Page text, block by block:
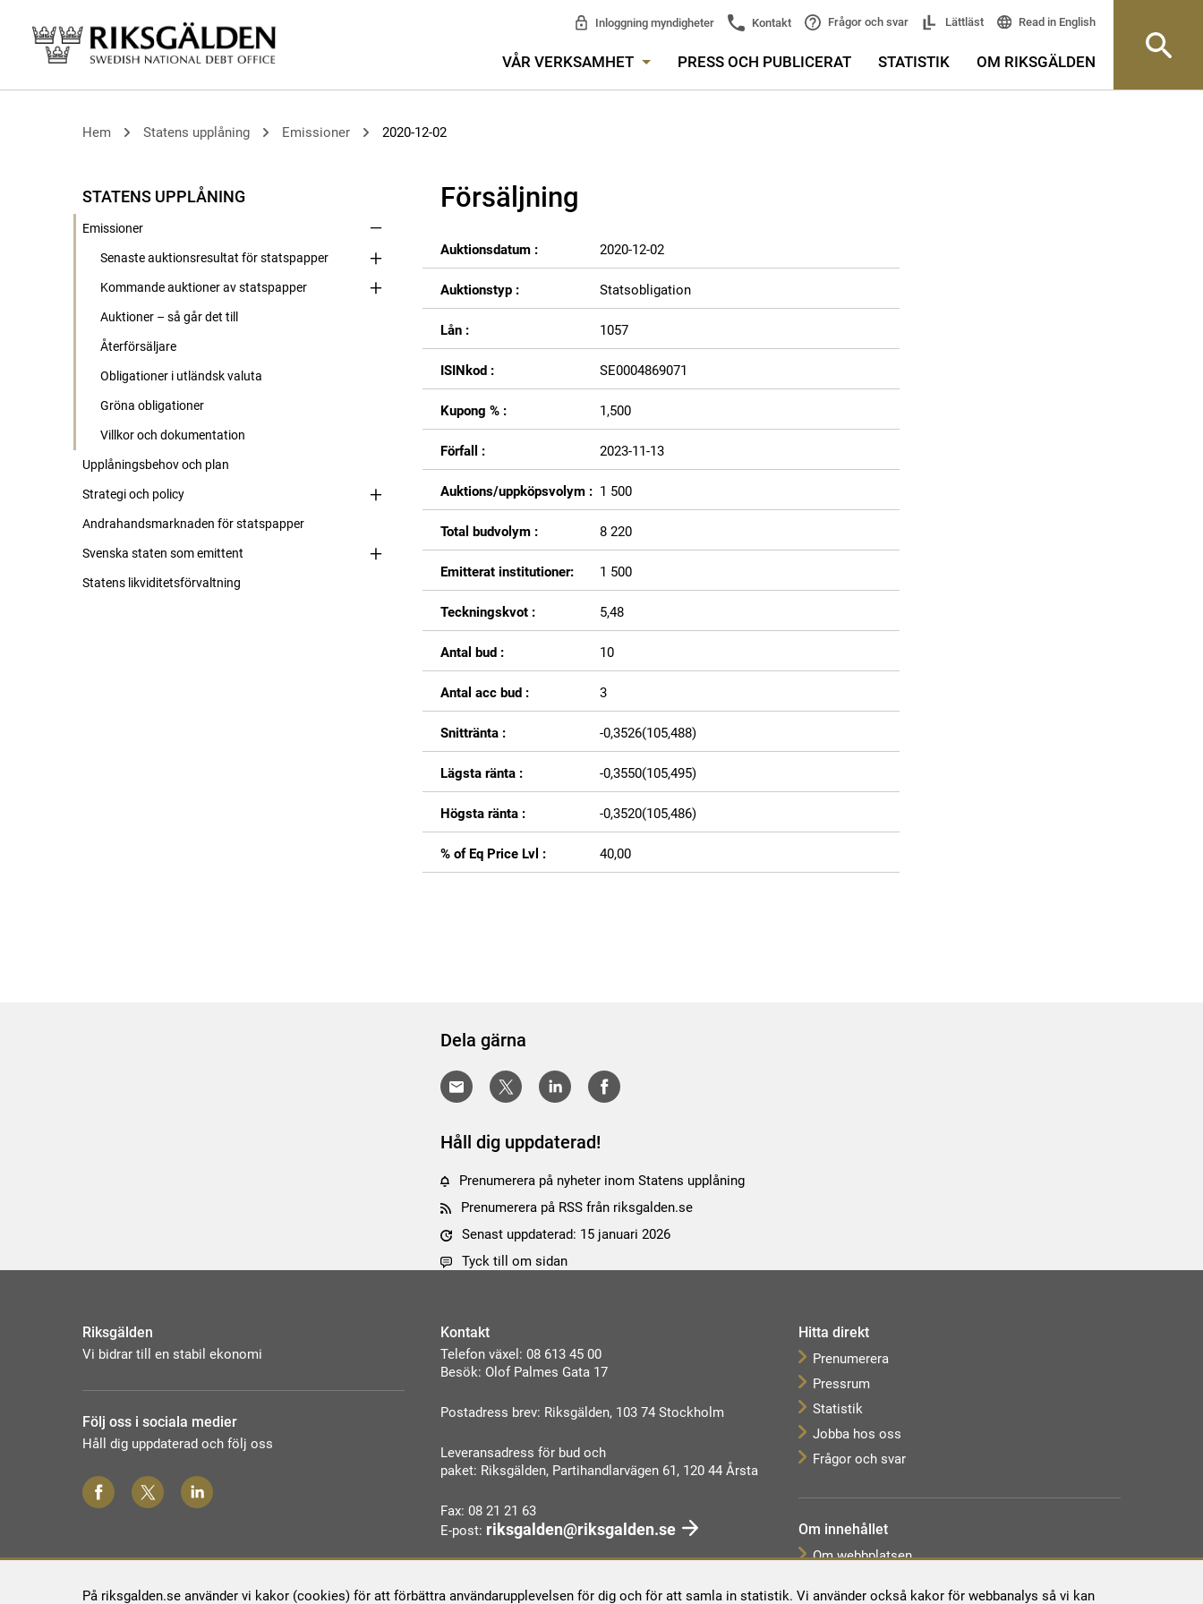
På riksgalden.se använder vi kakor (cookies) för att förbättra användarupplevelsen för dig och för att samla in statistik. Vi använder också kakor för webbanalys så vi kan
Inloggning myndigheter Kontakt Frågor och svar Lättläst Read in English
VÅR VERKSAMHET PRESS OCH PUBLICERAT STATISTIK OM RIKSGÄLDEN
Hem Statens upplåning Emissioner 2020-12-02
STATENS UPPLÅNING
Emissioner
Senaste auktionsresultat för statspapper
Kommande auktioner av statspapper
Auktioner – så går det till
Återförsäljare
Obligationer i utländsk valuta
Gröna obligationer
Villkor och dokumentation
Upplåningsbehov och plan
Strategi och policy
Andrahandsmarknaden för statspapper
Svenska staten som emittent
Statens likviditetsförvaltning
Försäljning
Auktionsdatum : 2020-12-02
Auktionstyp : Statsobligation
Lån : 1057
ISINkod : SE0004869071
Kupong % : 1,500
Förfall : 2023-11-13
Auktions/uppköpsvolym : 1 500
Total budvolym : 8 220
Emitterat institutioner: 1 500
Teckningskvot : 5,48
Antal bud : 10
Antal acc bud : 3
Snittränta : -0,3526(105,488)
Lägsta ränta : -0,3550(105,495)
Högsta ränta : -0,3520(105,486)
% of Eq Price Lvl : 40,00
Dela gärna
Håll dig uppdaterad!
Prenumerera på nyheter inom Statens upplåning
Prenumerera på RSS från riksgalden.se
Senast uppdaterad: 15 januari 2026
Tyck till om sidan
Riksgälden
Vi bidrar till en stabil ekonomi
Följ oss i sociala medier
Håll dig uppdaterad och följ oss
Kontakt
Telefon växel: 08 613 45 00
Besök: Olof Palmes Gata 17
Postadress brev: Riksgälden, 103 74 Stockholm
Leveransadress för bud och
paket: Riksgälden, Partihandlarvägen 61, 120 44 Årsta
Fax: 08 21 21 63
E-post: riksgalden@riksgalden.se
Hitta direkt
Prenumerera
Pressrum
Statistik
Jobba hos oss
Frågor och svar
Om innehållet
Om webbplatsen